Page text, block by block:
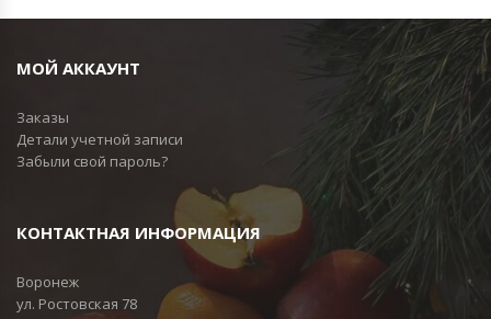
МОЙ АККАУНТ
Заказы
Детали учетной записи
Забыли свой пароль?
КОНТАКТНАЯ ИНФОРМАЦИЯ
Воронеж
ул. Ростовская 78